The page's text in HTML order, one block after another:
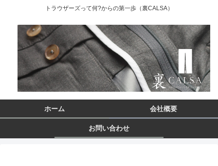
トラウザーズって何?からの第一歩（裏CALSA）
ホーム 会社概要
お問い合わせ